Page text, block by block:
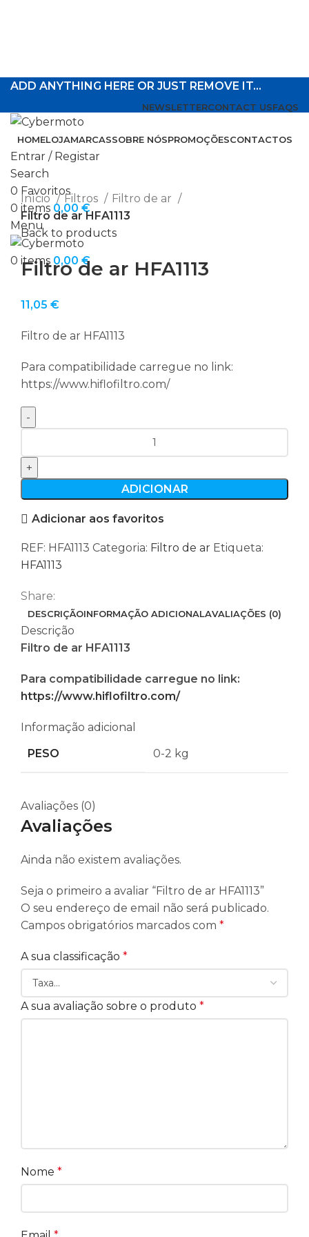
ADD ANYTHING HERE OR JUST REMOVE IT…
NEWSLETTERCONTACT USFAQS
HOMELOJAMARCASSOBRE NÓSPROMOÇÕESCONTACTOS
Entrar / Registar
Search
0 Favoritos
0 items 0,00 €
Menu
0 items 0,00 €
Click to enlarge
Início
Filtros
Filtro de ar
Filtro de ar HFA1113
Back to products
Filtro de ar HFA1113
11,05 €
Filtro de ar HFA1113
Para compatibilidade carregue no link:
https://www.hiflofiltro.com/
de
Filtro
HFA1113
ADICIONAR
Adicionar aos favoritos
REF: HFA1113 Categoria: Filtro de ar Etiqueta:
HFA1113
Share:
DESCRIÇÃOINFORMAÇÃO ADICIONALAVALIAÇÕES (0)
Descrição
Filtro de ar HFA1113
Para compatibilidade carregue no link:
https://www.hiflofiltro.com/
Informação adicional
PESO
0-2 kg
Avaliações (0)
Avaliações
Ainda não existem avaliações.
Seja o primeiro a avaliar “Filtro de ar HFA1113”
O seu endereço de email não será publicado.
Campos obrigatórios marcados com *
A sua classificação *
A sua avaliação sobre o produto *
Nome *